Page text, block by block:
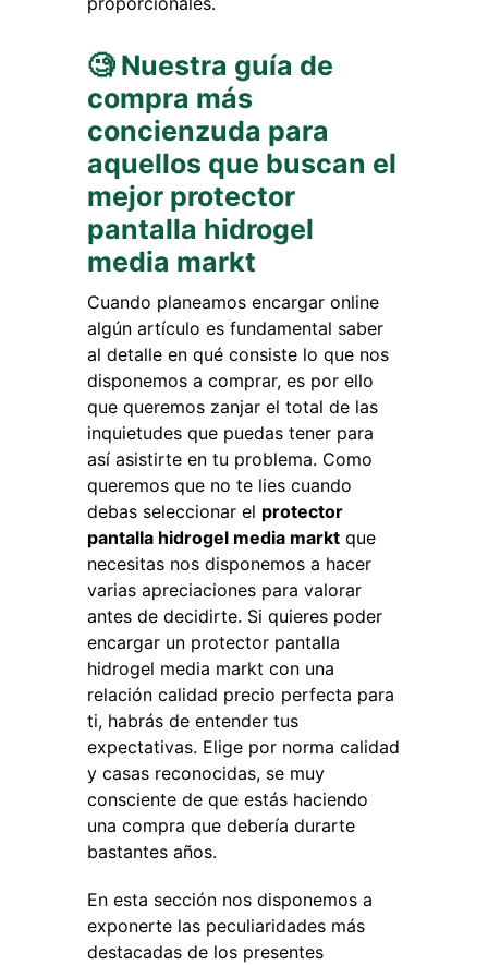
🧐 Nuestra guía de
compra más
concienzuda para
aquellos que buscan el
mejor protector
pantalla hidrogel
media markt
Cuando planeamos encargar online
algún artículo es fundamental saber
al detalle en qué consiste lo que nos
disponemos a comprar, es por ello
que queremos zanjar el total de las
inquietudes que puedas tener para
así asistirte en tu problema. Como
queremos que no te lies cuando
debas seleccionar el protector
pantalla hidrogel media markt que
necesitas nos disponemos a hacer
varias apreciaciones para valorar
antes de decidirte. Si quieres poder
encargar un protector pantalla
hidrogel media markt con una
relación calidad precio perfecta para
ti, habrás de entender tus
expectativas. Elige por norma calidad
y casas reconocidas, se muy
consciente de que estás haciendo
una compra que debería durarte
bastantes años.
En esta sección nos disponemos a
exponerte las peculiaridades más
destacadas de los presentes